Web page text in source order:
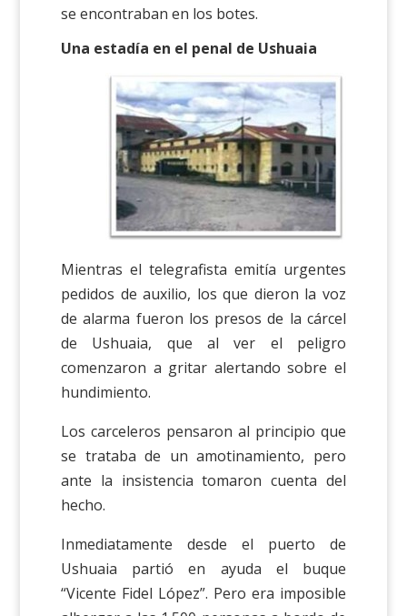
se encontraban en los botes.
Una estadía en el penal de Ushuaia
Mientras el telegrafista emitía urgentes
pedidos de auxilio, los que dieron la voz
de alarma fueron los presos de la cárcel
de Ushuaia, que al ver el peligro
comenzaron a gritar alertando sobre el
hundimiento.
Los carceleros pensaron al principio que
se trataba de un amotinamiento, pero
ante la insistencia tomaron cuenta del
hecho.
Inmediatamente desde el puerto de
Ushuaia partió en ayuda el buque
“Vicente Fidel López”. Pero era imposible